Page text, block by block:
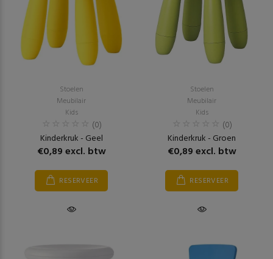
Stoelen
Meubilair
Kids
(0)
Kinderkruk - Geel
€0,89 excl. btw
RESERVEER
Stoelen
Meubilair
Kids
(0)
Kinderkruk - Groen
€0,89 excl. btw
RESERVEER